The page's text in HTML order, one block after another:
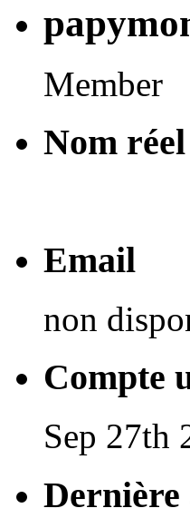
Member
Nom réel
Email
non
Compte
Sep 27th